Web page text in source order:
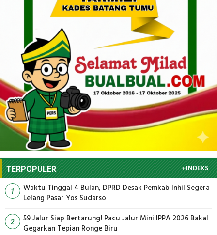
TERPOPULER +INDEKS
1
Waktu Tinggal 4 Bulan, DPRD Desak Pemkab Inhil Segera
Lelang Pasar Yos Sudarso
2
59 Jalur Siap Bertarung! Pacu Jalur Mini IPPA 2026 Bakal
Gegarkan Tepian Ronge Biru